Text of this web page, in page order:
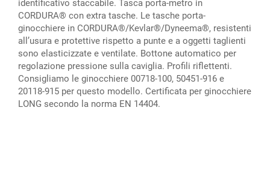
identificativo staccabile. Tasca porta-metro in
CORDURA® con extra tasche. Le tasche porta-
ginocchiere in CORDURA®/Kevlar®/Dyneema®, resistenti
all’usura e protettive rispetto a punte e a oggetti taglienti
sono elasticizzate e ventilate. Bottone automatico per
regolazione pressione sulla caviglia. Profili riflettenti.
Consigliamo le ginocchiere 00718-100, 50451-916 e
20118-915 per questo modello. Certificata per ginocchiere
LONG secondo la norma EN 14404.